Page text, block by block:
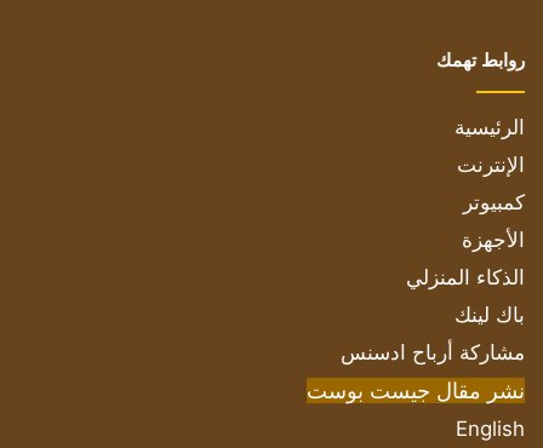
روابط تهمك
الرئيسية
الإنترنت
كمبيوتر
الأجهزة
الذكاء المنزلي
باك لينك
مشاركة أرباح ادسنس
نشر مقال جيست بوست
English